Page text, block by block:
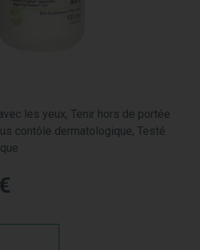
les yeux, Tenir hors de portée
contôle dermatologique, Testé
€